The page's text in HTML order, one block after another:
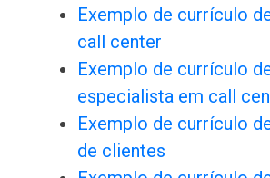
Exemplo de currículo
call center
Exemplo de currículo
especialista em call
Exemplo de currículo
de clientes